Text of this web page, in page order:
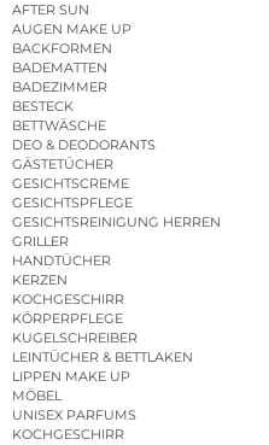
AFTER SUN
AUGEN MAKE UP
BACKFORMEN
BADEMATTEN
BADEZIMMER
BESTECK
BETTWÄSCHE
DEO & DEODORANTS
GÄSTETÜCHER
GESICHTSCREME
GESICHTSPFLEGE
GESICHTSREINIGUNG HERREN
GRILLER
HANDTÜCHER
KERZEN
KOCHGESCHIRR
KÖRPERPFLEGE
KUGELSCHREIBER
LEINTÜCHER & BETTLAKEN
LIPPEN MAKE UP
MÖBEL
UNISEX PARFUMS
KOCHGESCHIRR